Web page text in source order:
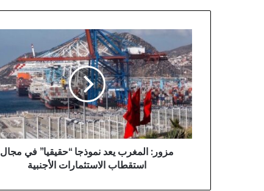
مزور:
المغرب
يعد
نموذجا
“حقيقيا”
في
مجال
استقطاب
الاستثمارات
الأجنبيةمزور: المغرب يعد نموذجا “حقيقيا” في مجال
استقطاب الاستثمارات الأجنبية